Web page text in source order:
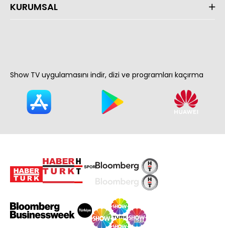
KURUMSAL
Show TV uygulamasını indir, dizi ve programları kaçırma